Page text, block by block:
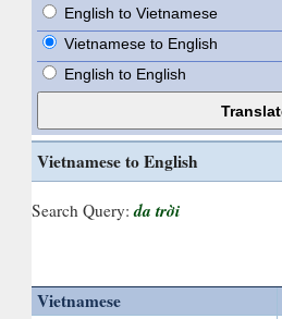
English to Vietnamese
Vietnamese to English
English to English
Vietnamese to English
Search Query: da trời
Vietnamese